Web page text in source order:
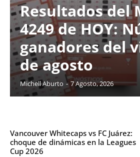
Resultados del
4249 de HOY:
ganadores del
de agosto
Michell Aburto - 7 Agosto, 2026
Vancouver Whitecaps vs FC Juárez:
choque de dinámicas en la Leagues
Cup 2026